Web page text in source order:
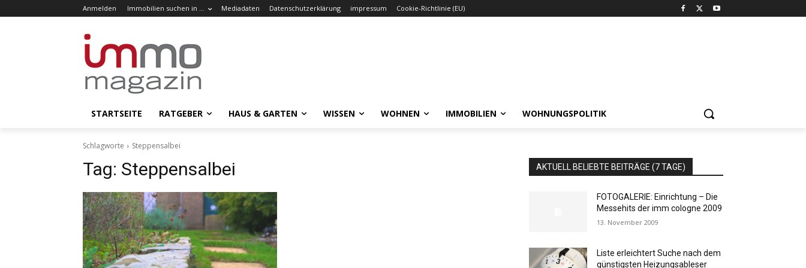
Anmelden Immobilien suchen in … Mediadaten Datenschutzerklärung impressum Cookie-Richtlinie (EU)
STARTSEITE RATGEBER HAUS & GARTEN WISSEN WOHNEN IMMOBILIEN WOHNUNGSPOLITIK
Schlagworte Steppensalbei
Tag: Steppensalbei AKTUELL BELIEBTE BEITRÄGE (7 TAGE)
FOTOGALERIE: Einrichtung – Die
Messehits der imm cologne 2009
13. November 2009
Liste erleichtert Suche nach dem
günstigsten Heizungsableser